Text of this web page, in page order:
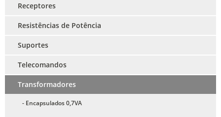
Receptores
Resistências de Potência
Suportes
Telecomandos
Transformadores
- Encapsulados 0,7VA